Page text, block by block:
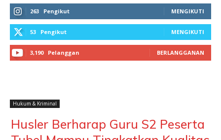
263 Pengikut MENGIKUTI
53 Pengikut MENGIKUTI
3,190 Pelanggan BERLANGGANAN